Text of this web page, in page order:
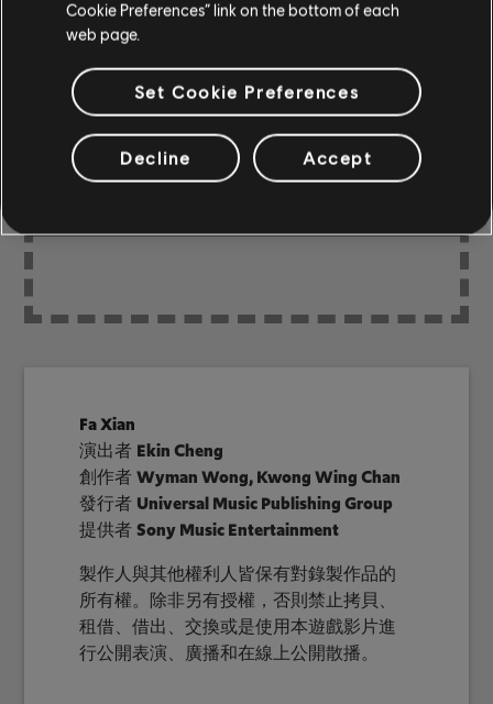
社群編曲
Fa Xian
演出者 Ekin Cheng
創作者Wyman Wong, Kwong Wing Chan
發行者 Universal Music Publishing Group
提供者Sony Music Entertainment
製作人與其他權利人皆保有對錄製作品的
所有權。除非另有授權，否則禁止拷貝、
租借、借出、交換或是使用本遊戲影片進
行公開表演、廣播和在線上公開散播。
Cookie Preferences” link on the bottom of each
web page.
Set Cookie Preferences
Decline Accept